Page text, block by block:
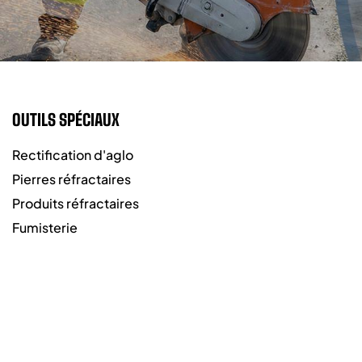
OUTILS SPÉCIAUX
Rectification d'aglo
Pierres réfractaires
Produits réfractaires
Fumisterie